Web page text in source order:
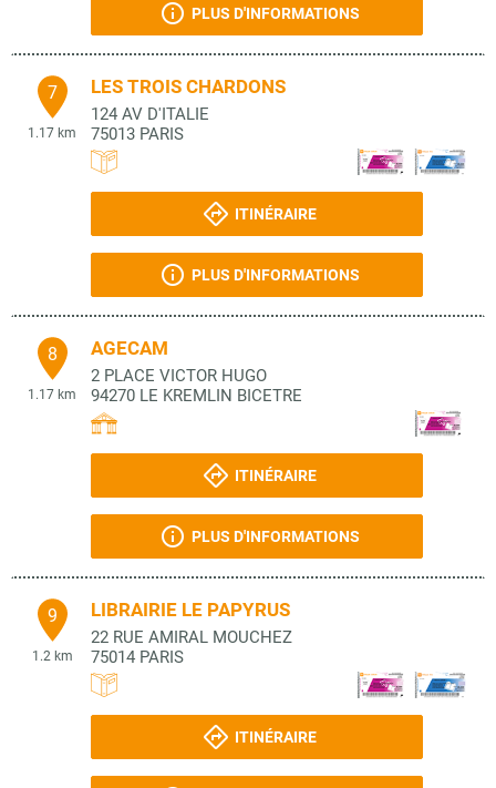
PLUS D'INFORMATIONS
7
1.17 km
LES TROIS CHARDONS
124 AV D'ITALIE
75013 PARIS
ITINÉRAIRE
PLUS D'INFORMATIONS
8
1.17 km
AGECAM
2 PLACE VICTOR HUGO
94270 LE KREMLIN BICETRE
ITINÉRAIRE
PLUS D'INFORMATIONS
9
1.2 km
LIBRAIRIE LE PAPYRUS
22 RUE AMIRAL MOUCHEZ
75014 PARIS
ITINÉRAIRE